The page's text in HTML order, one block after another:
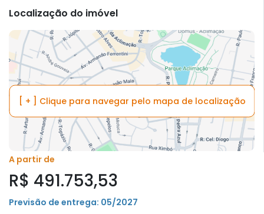
Localização do imóvel
[ + ] Clique para navegar pelo mapa de localização
A partir de
R$ 491.753,53
Previsão de entrega: 05/2027